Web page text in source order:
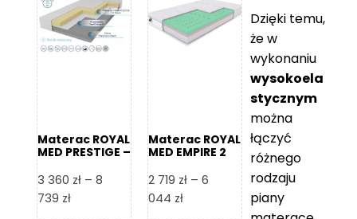
7
000 zł
8
865 zł
Materac ROYAL
MED PRESTIGE –
3 360 zł – 8
739 złZakres
Materac ROYAL
MED EMPIRE 2
2 719 zł – 6
044 złZakres
Dzięki temu,
że w
wykonaniu
wysokoela
stycznym
można
łączyć
różnego
rodzaju
piany